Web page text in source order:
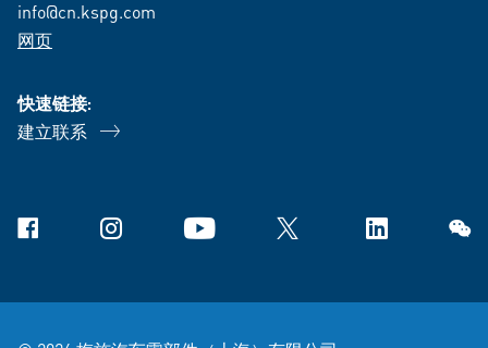
info@cn.kspg.com
网页
快速链接:
建立联系
Facebook Instagram YouTube X Linkedin 微信